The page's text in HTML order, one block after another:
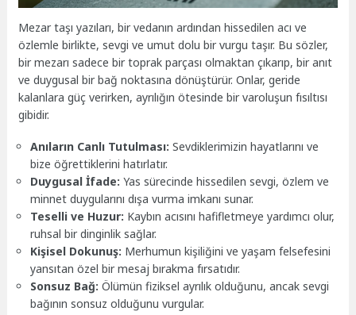
Mezar taşı yazıları, bir vedanın ardından hissedilen acı ve
özlemle birlikte, sevgi ve umut dolu bir vurgu taşır. Bu sözler,
bir mezarı sadece bir toprak parçası olmaktan çıkarıp, bir anıt
ve duygusal bir bağ noktasına dönüştürür. Onlar, geride
kalanlara güç verirken, ayrılığın ötesinde bir varoluşun fısıltısı
gibidir.
Anıların Canlı Tutulması: Sevdiklerimizin hayatlarını ve
bize öğrettiklerini hatırlatır.
Duygusal İfade: Yas sürecinde hissedilen sevgi, özlem ve
minnet duygularını dışa vurma imkanı sunar.
Teselli ve Huzur: Kaybın acısını hafifletmeye yardımcı olur,
ruhsal bir dinginlik sağlar.
Kişisel Dokunuş: Merhumun kişiliğini ve yaşam felsefesini
yansıtan özel bir mesaj bırakma fırsatıdır.
Sonsuz Bağ: Ölümün fiziksel ayrılık olduğunu, ancak sevgi
bağının sonsuz olduğunu vurgular.